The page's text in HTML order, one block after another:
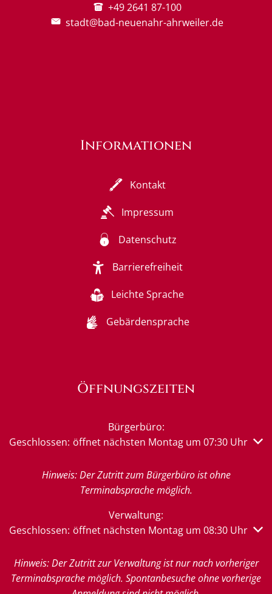
+49 2641 87-100
stadt@bad-neuenahr-ahrweiler.de
Informationen
Kontakt
Impressum
Datenschutz
Barrierefreiheit
Leichte Sprache
Gebärdensprache
Öffnungszeiten
Bürgerbüro:
Klicken, um weitere Öffnungs- oder Schließzeiten
Geschlossen: öffnet nächsten Montag um 07:30 Uhr
Hinweis: Der Zutritt zum Bürgerbüro ist ohne
Terminabsprache möglich.
Verwaltung:
Klicken, um weitere Öffnungs- oder Schließzeiten
Geschlossen: öffnet nächsten Montag um 08:30 Uhr
Hinweis: Der Zutritt zur Verwaltung ist nur nach vorheriger
Terminabsprache möglich. Spontanbesuche ohne vorherige